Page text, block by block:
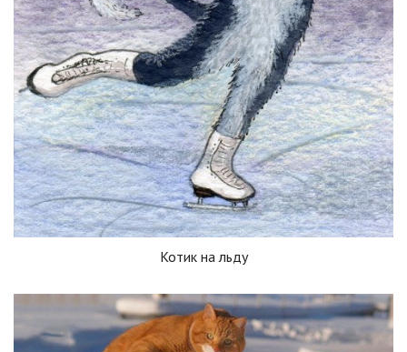
Котик на льду